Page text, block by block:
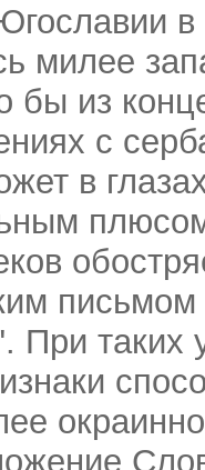
в
милее
бы из
с
в
письмом
При